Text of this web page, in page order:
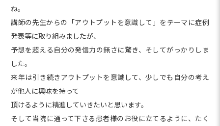
ね。
講師の先生からの「アウトプットを意識して」をテーマに症例
発表等に取り組みましたが、
予想を超える自分の発信力の無さに驚き、そしてがっかりしま
した。
来年は引き続きアウトプットを意識して、少しでも自分の考え
が他人に興味を持って
頂けるように精進していきたいと思います。
そして当院に通って下さる患者様のお役に立てるように、たく